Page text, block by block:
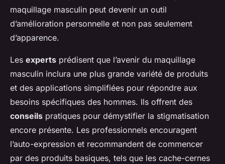
maquillage masculin peut devenir un outil
d’amélioration personnelle et non pas seulement
d’apparence.
Les experts prédisent que l’avenir du maquillage
masculin inclura une plus grande variété de produits
et des applications simplifiées pour répondre aux
besoins spécifiques des hommes. Ils offrent des
conseils pratiques pour démystifier la stigmatisation
encore présente. Les professionnels encouragent
l’auto-expression et recommandent de commencer
par des produits basiques, tels que les cache-cernes